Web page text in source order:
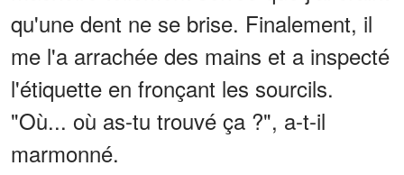
qu'une dent ne se brise. Finalement, il
me l'a arrachée des mains et a inspecté
l'étiquette en fronçant les sourcils.
"Où... où as-tu trouvé ça ?", a-t-il
marmonné.